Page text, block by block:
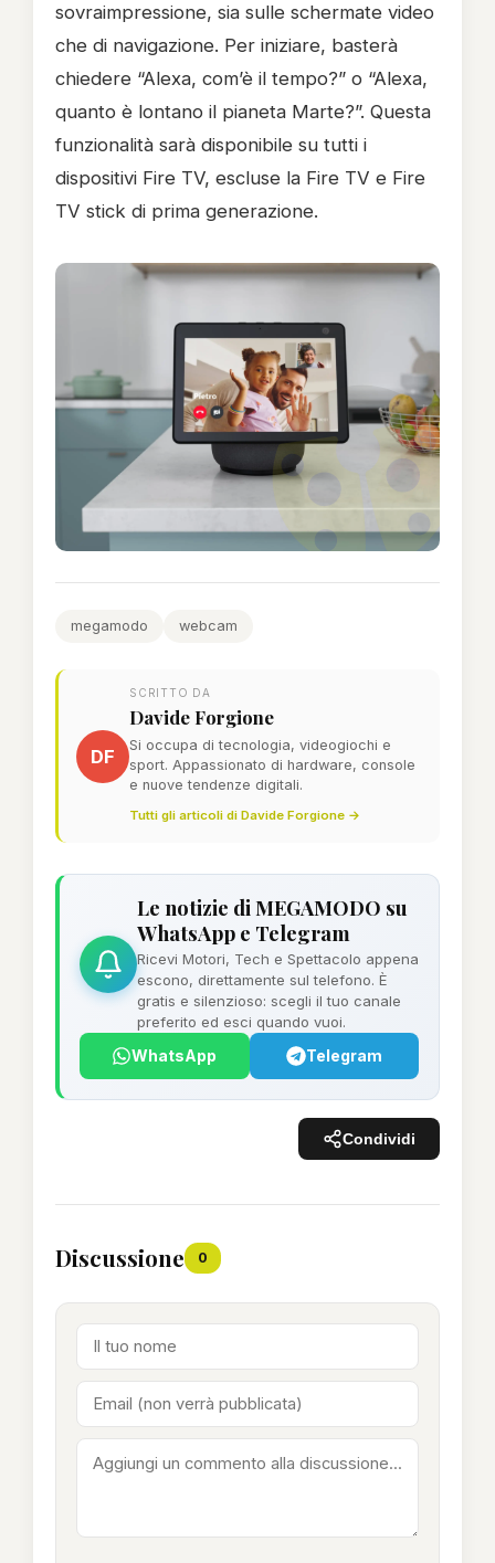
sovraimpressione, sia sulle schermate video
che di navigazione. Per iniziare, basterà
chiedere “Alexa, com’è il tempo?” o “Alexa,
quanto è lontano il pianeta Marte?”. Questa
funzionalità sarà disponibile su tutti i
dispositivi Fire TV, escluse la Fire TV e Fire
TV stick di prima generazione.
megamodo webcam
DF
SCRITTO DA
Davide Forgione
Si occupa di tecnologia, videogiochi e
sport. Appassionato di hardware, console
e nuove tendenze digitali.
Tutti gli articoli di Davide Forgione →
Le notizie di MEGAMODO su
WhatsApp e Telegram
Ricevi Motori, Tech e Spettacolo appena
escono, direttamente sul telefono. È
gratis e silenzioso: scegli il tuo canale
preferito ed esci quando vuoi.
WhatsApp Telegram
Condividi
Discussione 0